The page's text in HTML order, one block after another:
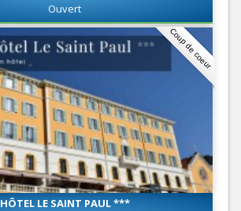
Ouvert
Coup de coeur
HÔTEL LE SAINT PAUL ***